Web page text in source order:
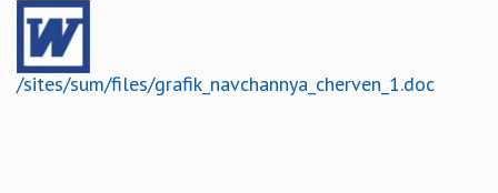
/sites/sum/files/grafik_navchannya_cherven_1.doc